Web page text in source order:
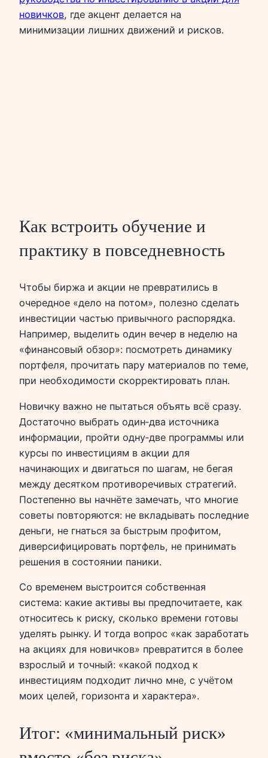
новичков, где акцент делается на
минимизации лишних движений и рисков.
Как встроить обучение и
практику в повседневность
Чтобы биржа и акции не превратились в
очередное «дело на потом», полезно сделать
инвестиции частью привычного распорядка.
Например, выделить один вечер в неделю на
«финансовый обзор»: посмотреть динамику
портфеля, прочитать пару материалов по теме,
при необходимости скорректировать план.
Новичку важно не пытаться объять всё сразу.
Достаточно выбрать один‑два источника
информации, пройти одну‑две программы или
курсы по инвестициям в акции для
начинающих и двигаться по шагам, не бегая
между десятком противоречивых стратегий.
Постепенно вы начнёте замечать, что многие
советы повторяются: не вкладывать последние
деньги, не гнаться за быстрым профитом,
диверсифицировать портфель, не принимать
решения в состоянии паники.
Со временем выстроится собственная
система: какие активы вы предпочитаете, как
относитесь к риску, сколько времени готовы
уделять рынку. И тогда вопрос «как заработать
на акциях для новичков» превратится в более
взрослый и точный: «какой подход к
инвестициям подходит лично мне, с учётом
моих целей, горизонта и характера».
Итог: «минимальный риск»